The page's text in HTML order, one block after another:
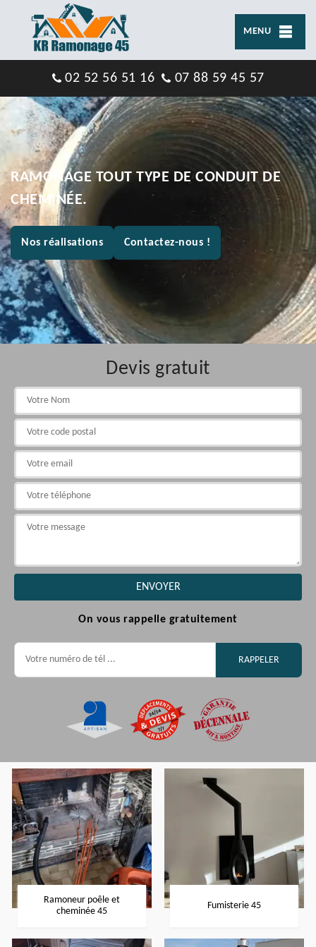
MENU
02 52 56 51 16 07 88 59 45 57
RAMONAGE TOUT TYPE DE CONDUIT DE
CHEMINÉE.
Nos réalisations Contactez-nous !
Devis gratuit
On vous rappelle gratuitement
Ramoneur poêle et
cheminée 45
Fumisterie 45